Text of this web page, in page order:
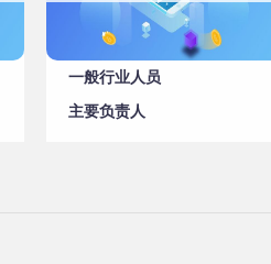
一般行业人员
主要负责人